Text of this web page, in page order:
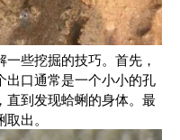
些挖掘的技巧。首先，
出口通常是一个小小的孔
直到发现蛤蜊的身体。最
出。